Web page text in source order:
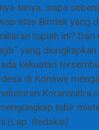
tanya, siapa
atas Bimtek yang
rupiah ini? Dari
yang
kekuatan
di Konawe
tabir
Redaksi)